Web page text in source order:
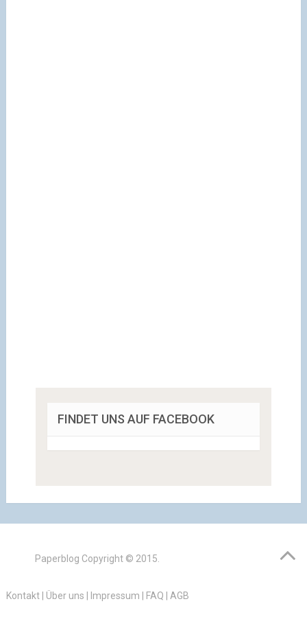
FINDET UNS AUF FACEBOOK
Paperblog Copyright © 2015.
Kontakt| Über uns Impressum FAQ AGB